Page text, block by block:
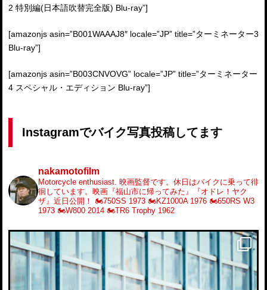
2 特別編(日本語吹替完全版) Blu-ray”]
[amazonjs asin=”B001WAAAJ8″ locale=”JP” title=”ターミネーター3
Blu-ray”]
[amazonjs asin=”B003CNVOVG” locale=”JP” title=”ターミネーター
4 スペシャル・エディション Blu-ray”]
Instagramでバイク写真投稿してます
nakamotofilm
Motorcycle enthusiast. 映画監督です。休日はバイクに乗って徘
徊しています。映画『福山市に帰ってみた』『オドレ！ヤク
ザ』近日公開！
🏍️750SS 1973 🏍️KZ1000A 1976 🏍️650RS W3
1973 🏍️W800 2014 🏍️TR6 Trophy 1962